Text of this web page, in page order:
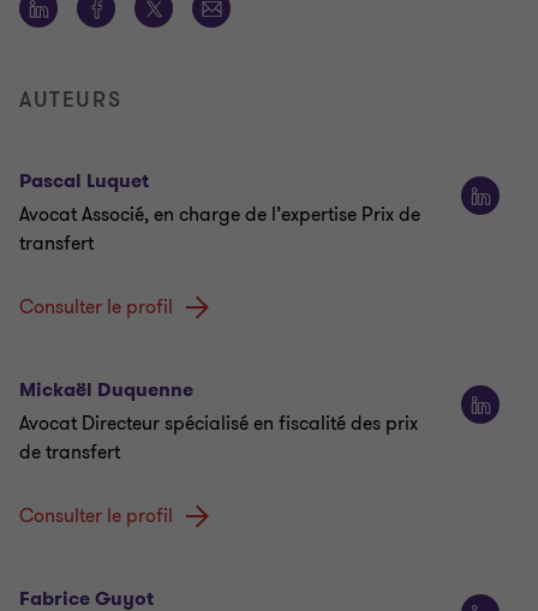
AUTEURS
Pascal Luquet
Avocat Associé, en charge de l’expertise Prix de
transfert
Consulter le profil
Mickaël Duquenne
Avocat Directeur spécialisé en fiscalité des prix
de transfert
Consulter le profil
Fabrice Guyot